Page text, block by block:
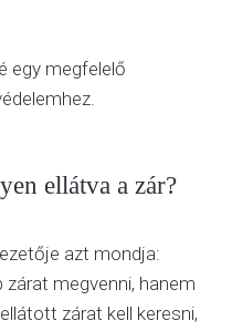
egy megfelelő
ellátva a zár?
azt mondja:
zárat megvenni, hanem
zárat kell keresni,